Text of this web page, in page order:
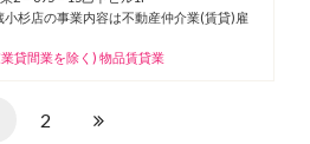
杉店の事業内容は不動産仲介業(賃貸)雇
貸間業を除く) 物品賃貸業
2